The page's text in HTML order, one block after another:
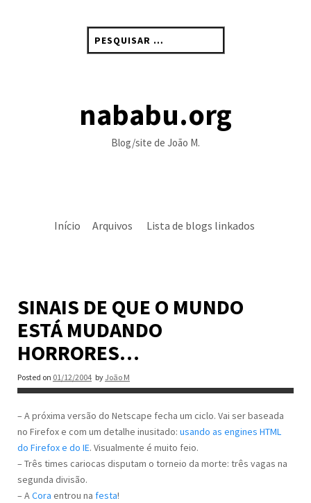
por:
nababu.org
Blog/site de João M.
Início Arquivos Lista de blogs linkados
SINAIS DE QUE O MUNDO
ESTÁ MUDANDO
HORRORES…
Posted on 01/12/2004 by João M
– A próxima versão do Netscape fecha um ciclo. Vai ser baseada
no Firefox e com um detalhe inusitado: usando as engines HTML
do Firefox e do IE. Visualmente é muito feio.
– Três times cariocas disputam o torneio da morte: três vagas na
segunda divisão.
– ACora entrou na festa!